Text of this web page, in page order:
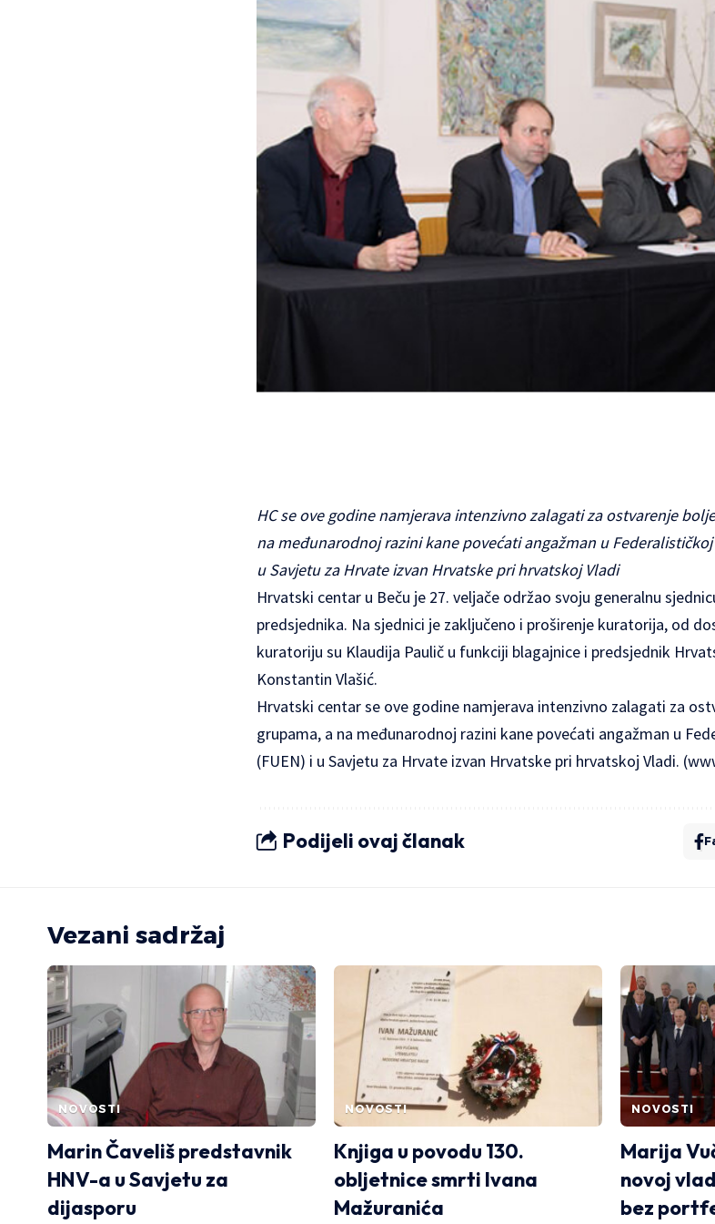
HC se ove godine namjerava intenzivno zalagati za ostvarenje
na međunarodnoj razini kane povećati angažman u
u Savjetu za Hrvate izvan Hrvatske pri hrvatskoj Vladi
Hrvatski centar u Beču je 27. veljače održao svoju generalnu
predsjednika. Na sjednici je zaključeno i proširenje kuratorija, od
kuratoriju su Klaudija Paulič u funkciji blagajnice i predsjednik
Konstantin Vlašić.
Hrvatski centar se ove godine namjerava intenzivno zalagati za
grupama, a na međunarodnoj razini kane povećati angažman u
(FUEN) i u Savjetu za Hrvate izvan Hrvatske pri hrvatskoj Vladi. (
Podijeli ovaj članak
Vezani sadržaj
NOVOSTI
Marin Čaveliš predstavnik
HNV-a u Savjetu za
dijasporu
NOVOSTI
Knjiga u povodu 130.
obljetnice smrti Ivana
Mažuranića
NOVOSTI
Marija
novoj
bez